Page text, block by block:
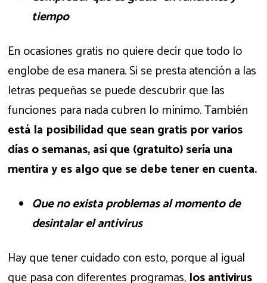
tiempo
En ocasiones gratis no quiere decir que todo lo
englobe de esa manera. Si se presta atención a las
letras pequeñas se puede descubrir que las
funciones para nada cubren lo mínimo. También
está la posibilidad que sean gratis por varios
días o semanas, así que (gratuito) sería una
mentira y es algo que se debe tener en cuenta.
Que no exista problemas al momento de
desintalar el antivirus
Hay que tener cuidado con esto, porque al igual
que pasa con diferentes programas, los antivirus